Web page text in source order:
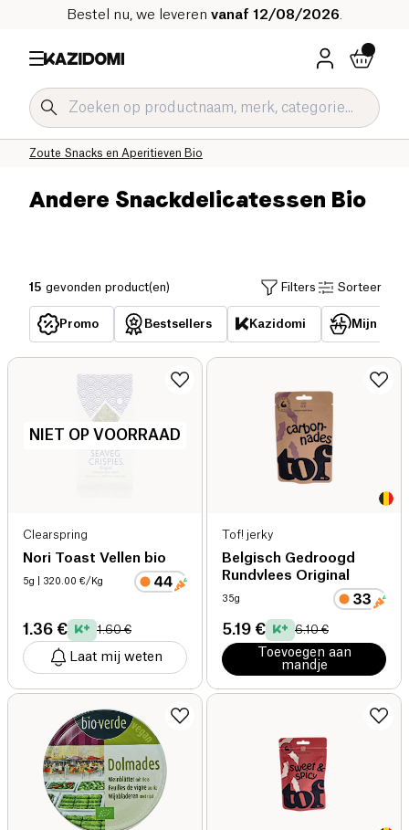
Bestel nu, we leveren vanaf 12/08/2026
Zoute Snacks en Aperitieven Bio
Zoute Kruidenierswaren Bio
Home
Andere Snackdelicatessen Bio
15 gevonden product(en) Filters Sorteer
Promo Bestsellers Kazidomi Mijn
NIET OP VOORRAAD
Clearspring
Nori Toast Vellen bio
5g | 320.00 €/Kg
1.36 € 1.60 €
Laat mij weten
Tof! jerky
Belgisch Gedroogd
Rundvlees Original
35g
5.19 € 6.10 €
Toevoegen aan
mandje